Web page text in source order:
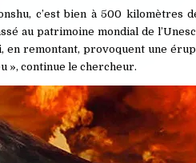
c’est bien à 500
au patrimoine mondial de
remontant, provoquent une
», continue le chercheur.